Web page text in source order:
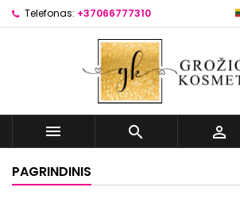
Telefonas: +37066777310
  
PAGRINDINIS